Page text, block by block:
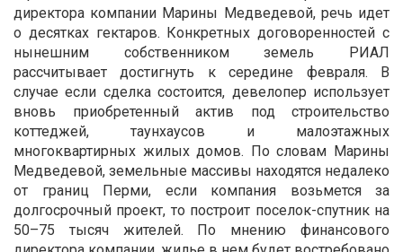
директора компании Марины Медведевой, речь идет
о десятках гектаров. Конкретных договоренностей с
нынешним собственником земель РИАЛ
рассчитывает достигнуть к середине февраля. В
случае если сделка состоится, девелопер использует
вновь приобретенный актив под строительство
коттеджей, таунхаусов и малоэтажных
многоквартирных жилых домов. По словам Марины
Медведевой, земельные массивы находятся недалеко
от границ Перми, если компания возьмется за
долгосрочный проект, то построит поселок-спутник на
50–75 тысяч жителей. По мнению финансового